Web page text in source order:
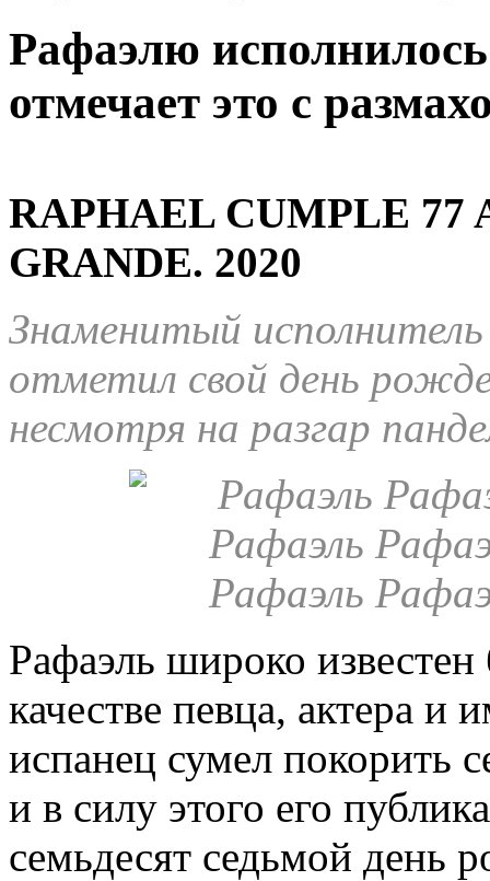
Рафаэлю
отмечает это с
RAPHAEL CUMPLE 77
GRANDE. 2020
Знаменитый
отметил свой день
несмотря на разгар
Рафаэль широко известен
качестве певца, актера и
испанец сумел покорить
и в силу этого его
семьдесят седьмой день